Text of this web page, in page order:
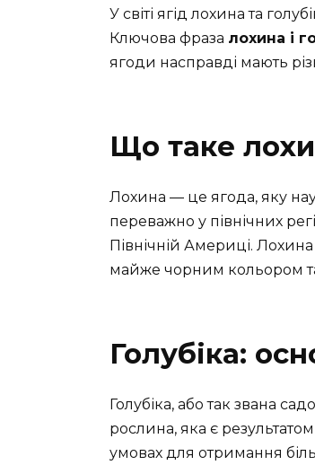
У світі ягід лохина та
Ключова фраза лохина і
ягоди насправді мають
Що таке
Лохина — це ягода, яку
переважно у північних
Північній Америці.
майже чорним кольором та
Голубіка:
Голубіка, або так звана
рослина, яка є
умовах для отримання